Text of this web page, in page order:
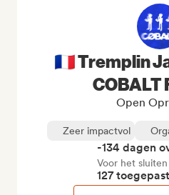
🇫🇷 Tremplin
COBALT
Open
Zeer impactvol
-134 dagen
Voor het sluiten
127